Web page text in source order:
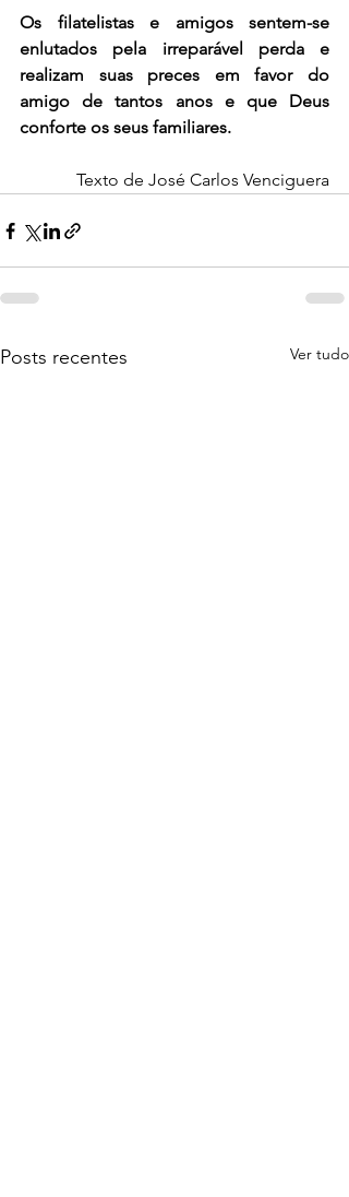
Os filatelistas e amigos sentem-se
enlutados pela irreparável perda e
realizam suas preces em favor do
amigo de tantos anos e que Deus
conforte os seus familiares.
Texto de José Carlos Venciguera
Posts recentes Ver tudo